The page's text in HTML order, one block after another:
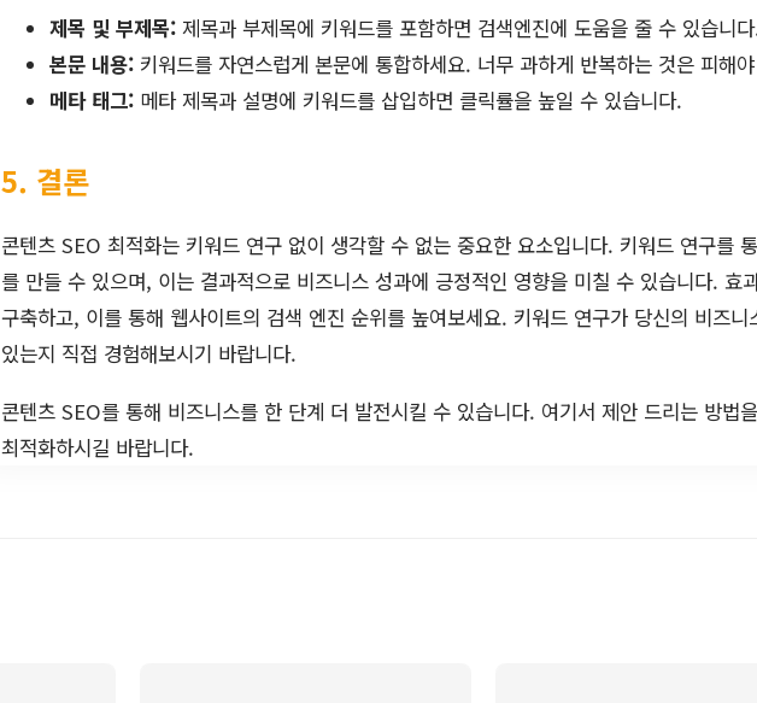
제목 및 부제목: 제목과 부제목에 키워드를 포함하면 검색엔진에 도움을 줄 수 있습니
본문 내용: 키워드를 자연스럽게 본문에 통합하세요. 너무 과하게 반복하는 것은 피해
메타 태그: 메타 제목과 설명에 키워드를 삽입하면 클릭률을 높일 수 있습니다.
5. 결론
콘텐츠 SEO 최적화는 키워드 연구 없이 생각할 수 없는 중요한 요소입니다. 키워드 연구를
를 만들 수 있으며, 이는 결과적으로 비즈니스 성과에 긍정적인 영향을 미칠 수 있습니다. 효
구축하고, 이를 통해 웹사이트의 검색 엔진 순위를 높여보세요. 키워드 연구가 당신의 비즈
있는지 직접 경험해보시기 바랍니다.
콘텐츠 SEO를 통해 비즈니스를 한 단계 더 발전시킬 수 있습니다. 여기서 제안 드리는 방법
최적화하시길 바랍니다.